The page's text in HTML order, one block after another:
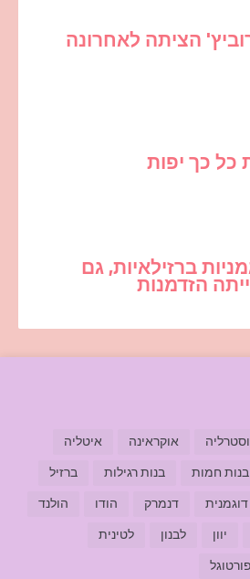
הציתה לאחרונה
כל כך יפות
ברזילאיות, גם
הזדמנות
אוקראינה
איטליה
בנות חמות בנות רגילות
ברזיל
דוגמנית דנמרק הודו
הולנד
יוון לבנון
לטינית
פורטוגל